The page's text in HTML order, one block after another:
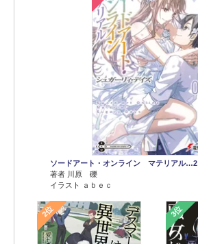
ソードアート・オンライン マテリアル…2
著者 川原 礫
イラスト ａｂｅｃ
2位 3位